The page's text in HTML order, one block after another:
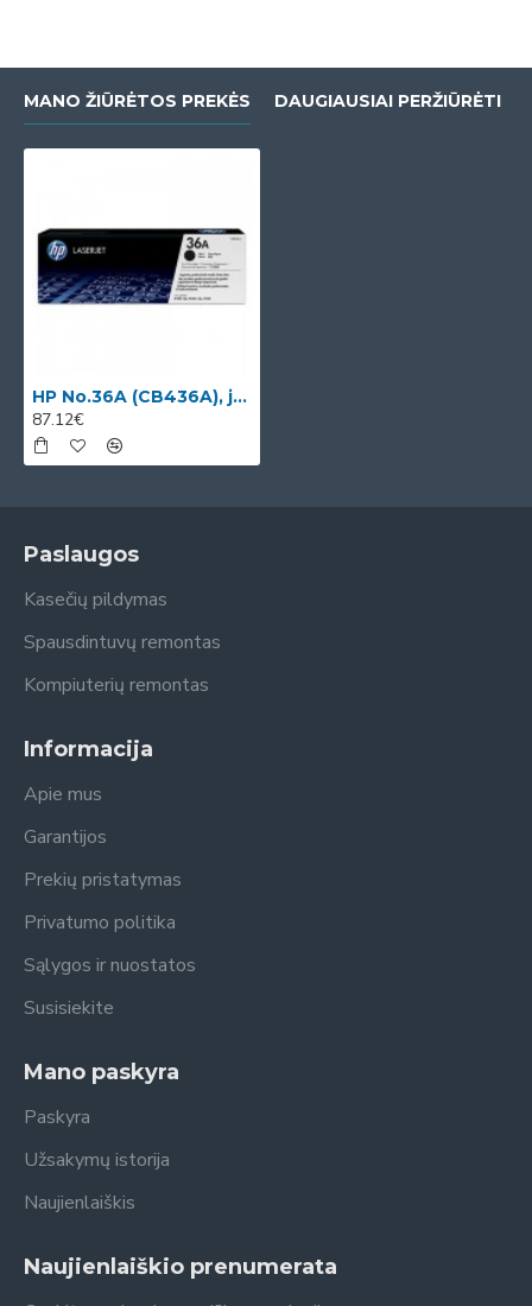
MANO ŽIŪRĖTOS PREKĖS DAUGIAUSIAI PERŽIŪRĖTI
HP No.36A (CB436A), juoda kasetė
87.12€
Paslaugos
Kasečių pildymas
Spausdintuvų remontas
Kompiuterių remontas
Informacija
Apie mus
Garantijos
Prekių pristatymas
Privatumo politika
Sąlygos ir nuostatos
Susisiekite
Mano paskyra
Paskyra
Užsakymų istorija
Naujienlaiškis
Naujienlaiškio prenumerata